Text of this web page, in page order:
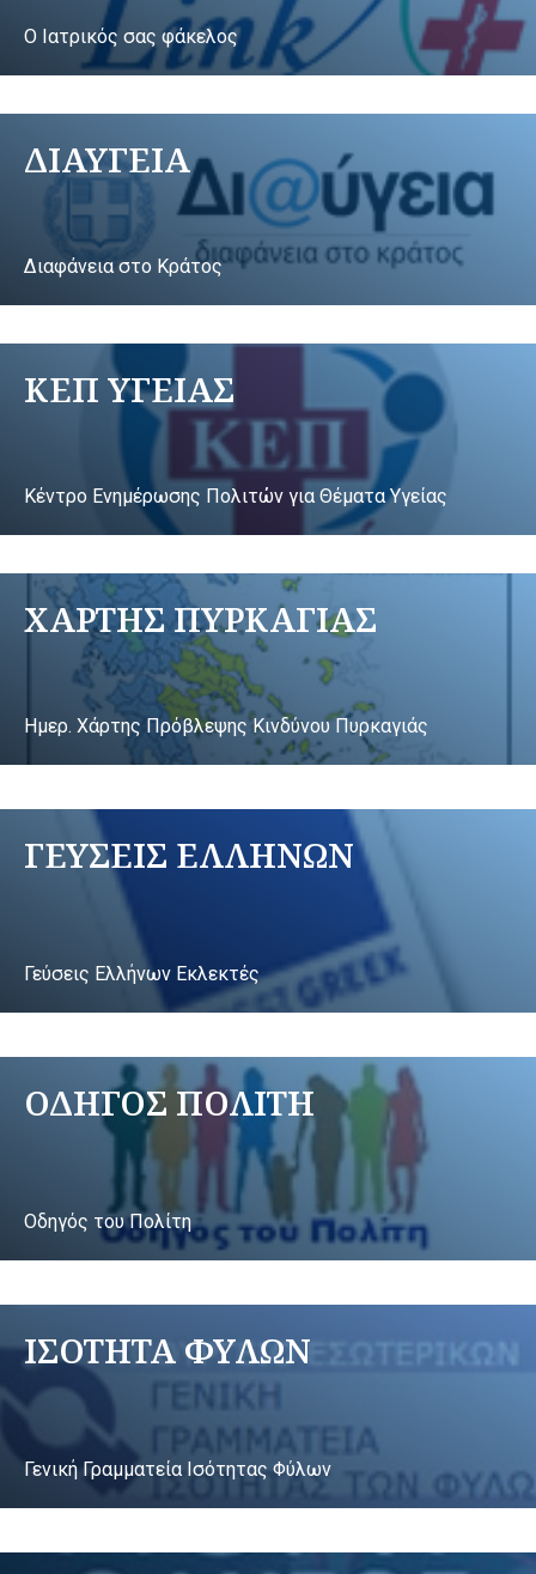
Ο Ιατρικός σας φάκελος
ΔΙΑΥΓΕΙΑ
Διαφάνεια στο Κράτος
ΚΕΠ ΥΓΕΙΑΣ
Κέντρο Ενημέρωσης Πολιτών για Θέματα Υγείας
ΧΑΡΤΗΣ ΠΥΡΚΑΓΙΑΣ
Ημερ. Χάρτης Πρόβλεψης Κινδύνου Πυρκαγιάς
ΓΕΥΣΕΙΣ ΕΛΛΗΝΩΝ
Γεύσεις Ελλήνων Εκλεκτές
ΟΔΗΓΟΣ ΠΟΛΙΤΗ
Οδηγός του Πολίτη
ΙΣΟΤΗΤΑ ΦΥΛΩΝ
Γενική Γραμματεία Ισότητας Φύλων